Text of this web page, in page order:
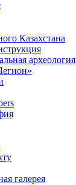
Казахстана
археология
галерея